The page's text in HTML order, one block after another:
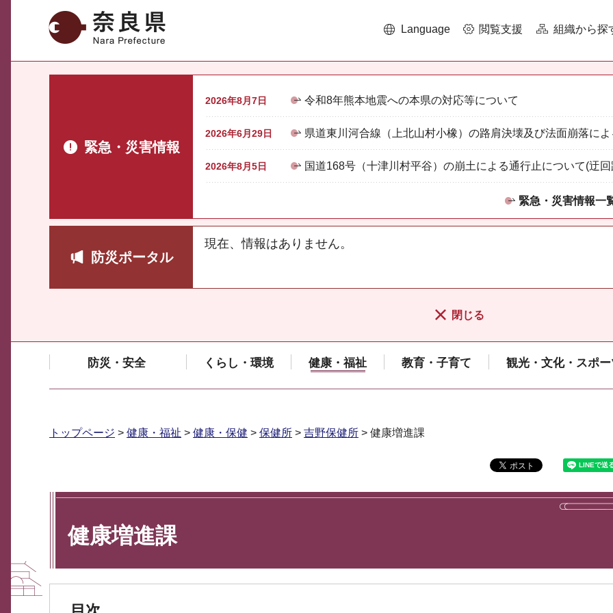
奈良県 Language 閲覧支援 組織から探
緊急・災害情報
2026年8月7日 令和8年熊本地震への本県の対応等について
2026年6月29日 県道東川河合線（上北山村小橡）の路肩決壊及び法面崩落に
2026年8月5日 国道168号（十津川村平谷）の崩土による通行止について(迂
緊急・災害情報一
防災ポータル
現在、情報はありません。
閉じる
防災・安全 くらし・環境 健康・福祉 教育・子育て 観光・文化・スポー
トップページ > 健康・福祉 > 健康・保健 > 保健所 > 吉野保健所 > 健康増進課
健康増進課